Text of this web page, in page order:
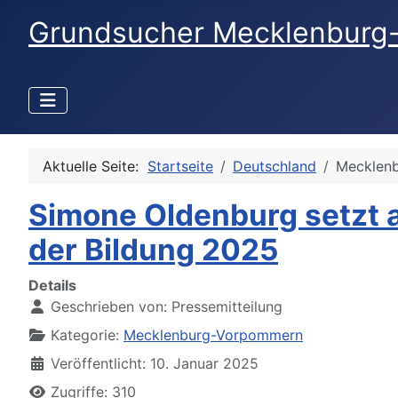
Grundsucher
Aktuelle Seite: Startseite Deutschland
Simone Oldenburg setzt
der Bildung 2025
Details
Geschrieben von: Pressemitteilung
Kategorie: Mecklenburg-Vorpommern
Veröffentlicht: 10. Januar 2025
Zugriffe: 310